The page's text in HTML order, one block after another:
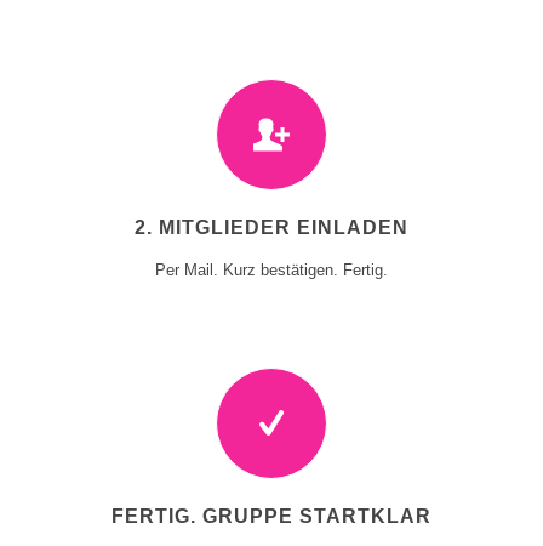
2. MITGLIEDER EINLADEN
Per Mail. Kurz bestätigen. Fertig.
FERTIG. GRUPPE STARTKLAR